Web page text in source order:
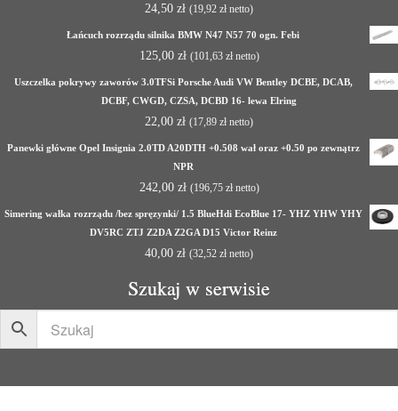
24,50 zł (19,92 zł netto)
Łańcuch rozrządu silnika BMW N47 N57 70 ogn. Febi
125,00 zł (101,63 złnetto)
Uszczelka pokrywy zaworów 3.0TFSi Porsche Audi VW Bentley DCBE, DCAB,
DCBF, CWGD, CZSA, DCBD 16- lewa Elring
22,00 zł (17,89 zł netto)
Panewki główne Opel Insignia 2.0TD A20DTH +0.508 wał oraz +0.50 po zewnątrz
NPR
242,00 zł (196,75 złnetto)
Simering wałka rozrządu /bez spręzynki/ 1.5 BlueHdi EcoBlue 17- YHZ YHW YHY
DV5RC ZTJ Z2DA Z2GA D15 Victor Reinz
40,00 zł (32,52 zł netto)
Szukaj w serwisie